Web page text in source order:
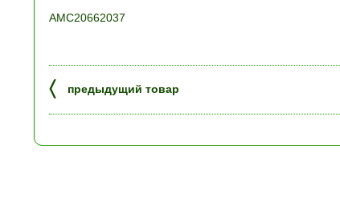
АМС20662037
〈 предыдущий товар